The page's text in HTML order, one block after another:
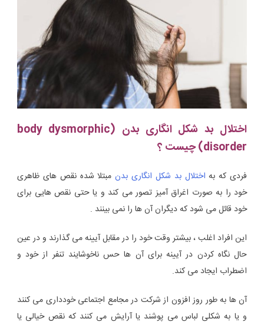
اختلال بد شکل انگاری بدن (body dysmorphic
disorder) چیست ؟
فردی که به اختلال بد شکل انگاری بدنمبتلا شده نقص های ظاهری
خود را به صورت اغراق آمیز تصور می کند و یا حتی نقص هایی برای
خود قائل می شود که دیگران آن ها را نمی بینند .
این افراد اغلب ، بیشتر وقت خود را در مقابل آیینه می گذارند و در عین
حال نگاه کردن در آیینه برای آن ها حس ناخوشایند تنفر از خود و
اضطراب ایجاد می کند.
آن ها به طور روز افزون از شرکت در مجامع اجتماعی خودداری می کنند
و یا به شکلی لباس می پوشند یا آرایش می کنند که نقص خیالی یا